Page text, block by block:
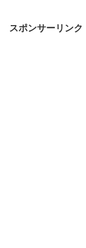
スポンサーリンク